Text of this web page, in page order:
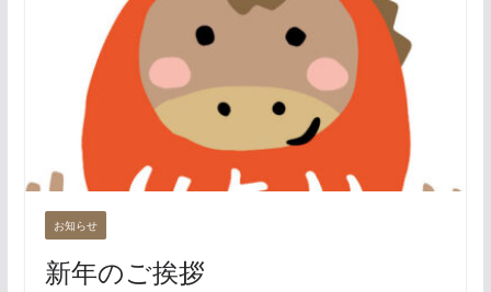
お知らせ
新年のご挨拶